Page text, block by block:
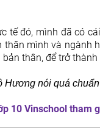
tế đó, mình đã có
mình và ngành
thân, để trở
Hương nói quá
10 Vinschool tham